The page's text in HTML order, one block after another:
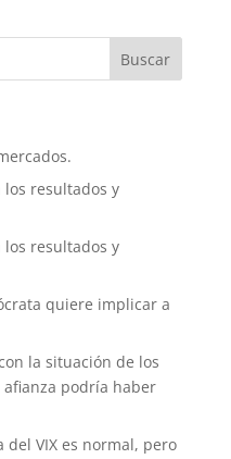
los resultados y
los resultados y
quiere implicar a
la situación de los
afianza podría haber
del VIX es normal, pero